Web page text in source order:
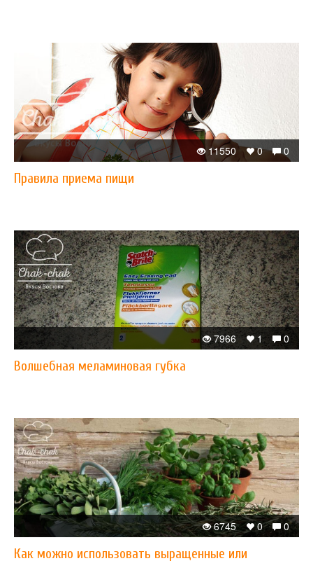
0
0
11550
Правила приема пищи
0
1
7966
Волшебная меламиновая губка
0
0
6745
Как можно использовать выращенные или